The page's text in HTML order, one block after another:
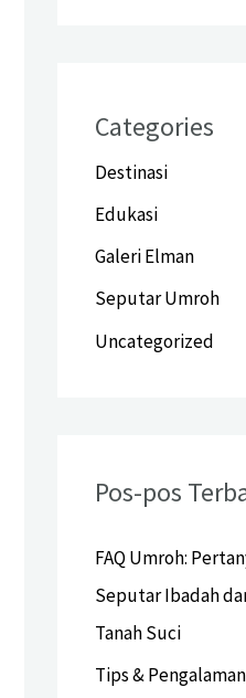
Categories
Destinasi
Edukasi
Galeri Elman
Seputar Umroh
Uncategorized
Pos-pos
FAQ Umroh:
Seputar Ibadah
Tanah Suci
Tips &